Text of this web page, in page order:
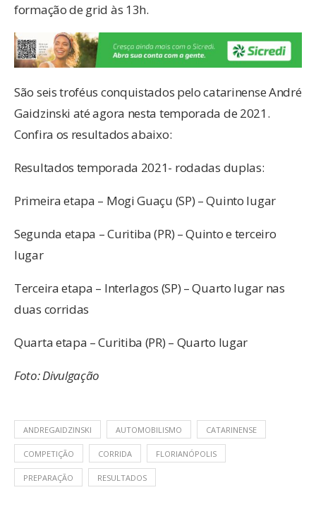
formação de grid às 13h.
São seis troféus conquistados pelo catarinense André
Gaidzinski até agora nesta temporada de 2021.
Confira os resultados abaixo:
Resultados temporada 2021- rodadas duplas:
Primeira etapa – Mogi Guaçu (SP) – Quinto lugar
Segunda etapa – Curitiba (PR) – Quinto e terceiro
lugar
Terceira etapa – Interlagos (SP) – Quarto lugar nas
duas corridas
Quarta etapa – Curitiba (PR) – Quarto lugar
Foto: Divulgação
ANDREGAIDZINSKI AUTOMOBILISMO CATARINENSE
COMPETIÇÃO CORRIDA FLORIANÓPOLIS
PREPARAÇÃO RESULTADOS